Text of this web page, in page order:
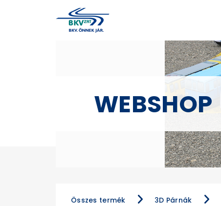
WEBSHOP
Összes termék 3D Párnák